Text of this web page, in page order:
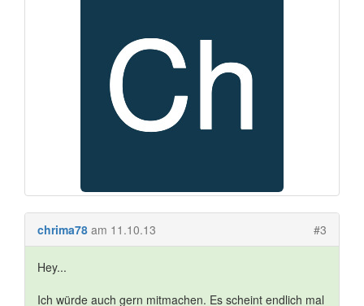
chrima78 am 11.10.13 #3
Hey...
Ich würde auch gern mitmachen. Es scheint endlich mal